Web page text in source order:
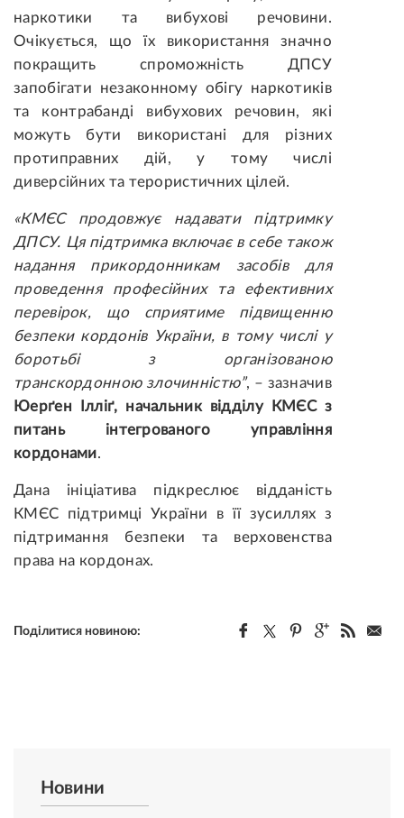
наркотики та вибухові речовини.
Очікується, що їх використання значно
покращить спроможність ДПСУ
запобігати незаконному обігу наркотиків
та контрабанді вибухових речовин, які
можуть бути використані для різних
протиправних дій, у тому числі
диверсійних та терористичних цілей.
«КМЄС продовжує надавати підтримку
ДПСУ. Ця підтримка включає в себе також
надання прикордонникам засобів для
проведення професійних та ефективних
перевірок, що сприятиме підвищенню
безпеки кордонів України, в тому числі у
боротьбі з організованою
транскордонною злочинністю”, – зазначив
Юерґен
Ілліґ, начальник відділу КМЄС з
питань інтегрованого управління
кордонами.
Дана ініціатива підкреслює відданість
КМЄС підтримці України в її зусиллях з
підтримання безпеки та верховенства
права на кордонах.
Поділитися новиною:
Новини